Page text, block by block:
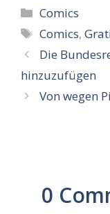
Kategorien
Comics
Comics,
Die
hinzuzufügen
Von wegen
0